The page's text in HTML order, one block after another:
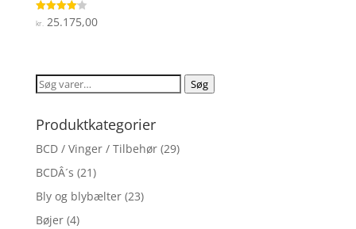
Vurderet
4.1
kr.25.175,00
Søg
Søg
Produktkategorier
BCD / Vinger / Tilbehør (29)
BCDÂ´s (21)
Bly og blybælter (23)
Bøjer (4)